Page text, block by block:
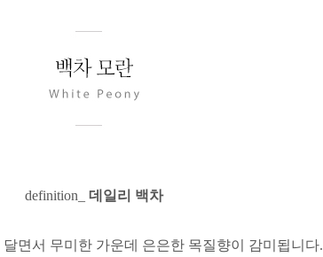
definition_ 데일리 백차
달면서 무미한 가운데 은은한 목질향이 감미됩니다.